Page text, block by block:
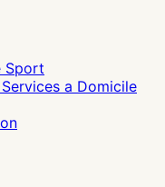
Sport
a Domicile